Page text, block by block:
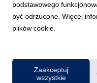
8 maja 2026
W dniach 14-15 maja
Szczecin zaprasza na
podstawowego
być odrzucone. Więcej
plików cookie.
Zaakceptuj
wszystkie